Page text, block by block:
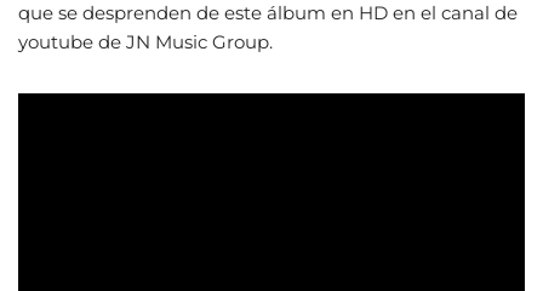
que se desprenden de este álbum en HD en el canal de
youtube de JN Music Group.